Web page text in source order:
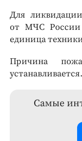
Для
от МЧС России
единица
Причина
устанавливается.
Самые